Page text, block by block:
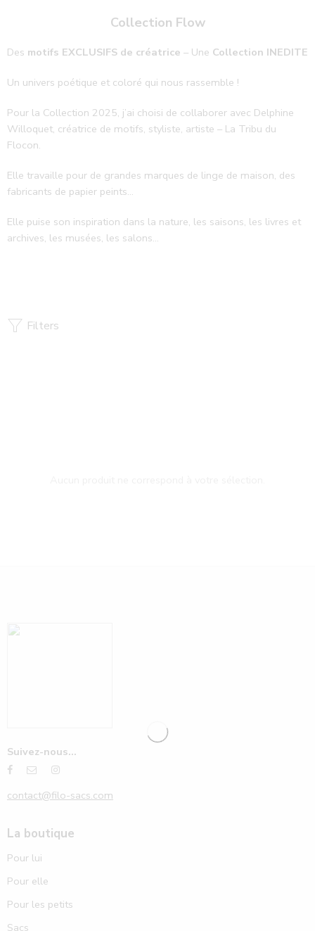
Collection Flow
Des motifs EXCLUSIFS de créatrice – Une Collection INEDITE
Un univers poétique et coloré qui nous rassemble !
Pour la Collection 2025, j’ai choisi de collaborer avec Delphine
Willoquet, créatrice de motifs, styliste, artiste – La Tribu du
Flocon.
Elle travaille pour de grandes marques de linge de maison, des
fabricants de papier peints…
Elle puise son inspiration dans la nature, les saisons, les livres et
archives, les musées, les salons…
Filters
Suivez-nous...
contact@filo-sacs.com
La boutique
Pour lui
Pour elle
Pour les petits
Sacs